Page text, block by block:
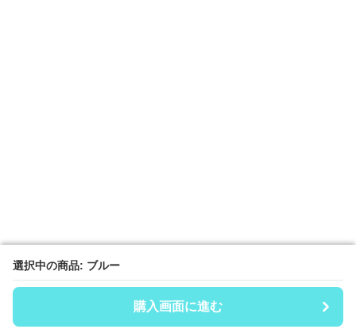
選択中の商品: ブルー
購入画面に進む
選択中の商品: ブルー
購入画面に進む